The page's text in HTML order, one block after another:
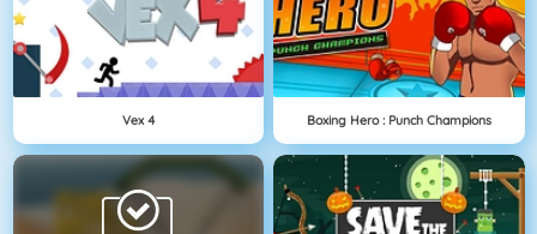
Vex 4 Boxing Hero : Punch Champions